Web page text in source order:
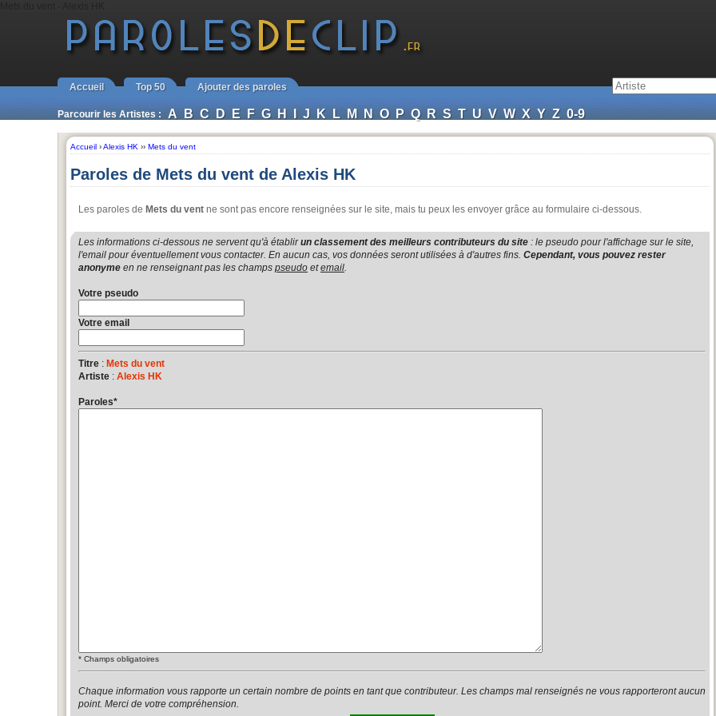
Accueil Top 50 Ajouter des paroles
Parcourir les Artistes : A B C D E F G H I J K L M N O P Q R S T U V W X Y Z 0-9
Accueil ›Alexis HK ›› Mets du vent
Paroles de Mets du vent de Alexis HK
Les paroles de Mets du vent ne sont pas encore renseignées sur le site, mais tu peux les envoyer grâce au formulaire ci-dessous.
Les informations ci-dessous ne servent qu'à établirun classement des meilleurs contributeurs du site : le pseudo pour l'affichage sur le site,
l'email pour éventuellement vous contacter. En aucun cas, vos données seront utilisées à d'autres fins. Cependant, vous pouvez rester
anonyme en ne renseignant pas les champs pseudo etemail.
Votre pseudo
Votre email
Titre : Mets du vent
Artiste : Alexis HK
Paroles*
* Champs obligatoires
Chaque information vous rapporte un certain nombre de points en tant que contributeur. Les champs mal renseignés ne vous rapporteront aucun
point. Merci de votre compréhension.